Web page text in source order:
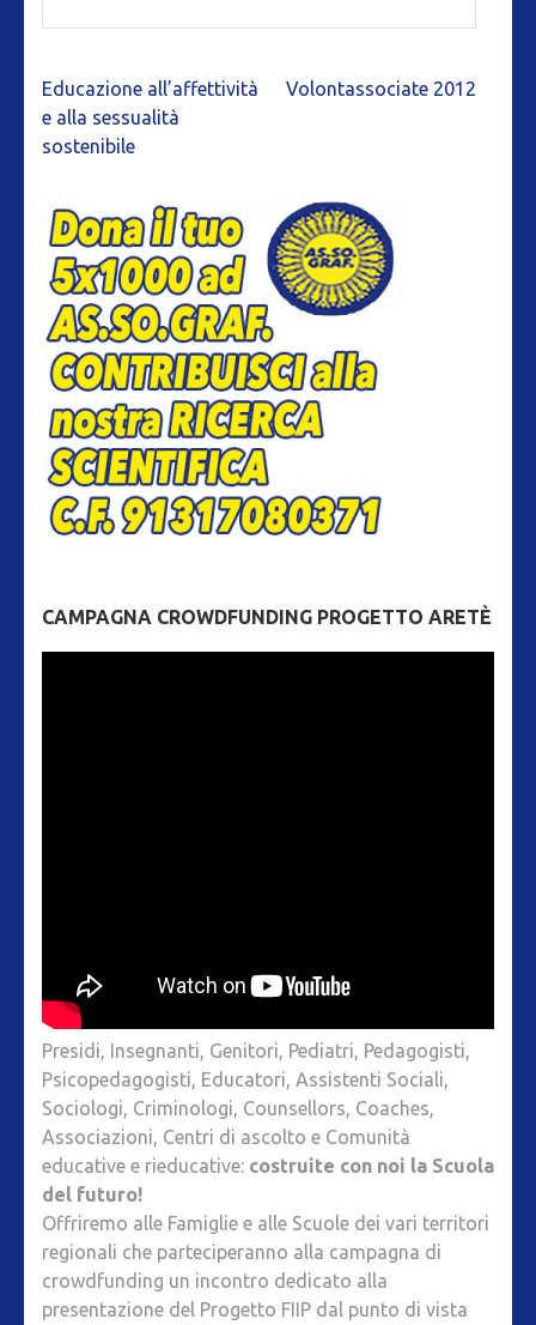
Navigazione
articoli
Educazione all’affettività
e alla sessualità
sostenibile
Volontassociate 2012
CAMPAGNA CROWDFUNDING PROGETTO ARETÈ
Presidi, Insegnanti, Genitori, Pediatri, Pedagogisti,
Psicopedagogisti, Educatori, Assistenti Sociali,
Sociologi, Criminologi, Counsellors, Coaches,
Associazioni, Centri di ascolto e Comunità
educative e rieducative: costruite con noi la Scuola
del futuro!
Offriremo alle Famiglie e alle Scuole dei vari territori
regionali che parteciperanno alla campagna di
crowdfunding un incontro dedicato alla
presentazione del Progetto FIIP dal punto di vista